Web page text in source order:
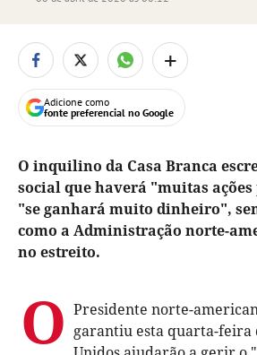
+
Adicione como
fonte preferencial no Google
O inquilino da Casa Branca
social que haverá "muitas
"se ganhará muito dinheiro",
como a Administração norte-
no estreito.
O Presidente norte-
garantiu esta quarta-feira